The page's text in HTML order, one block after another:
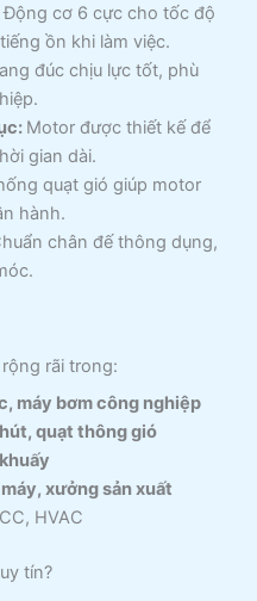
Động cơ 6 cực cho tốc độ
ồn khi làm việc.
đúc chịu lực tốt, phù
Motor được thiết kế để
gian dài.
quạt gió giúp motor
hành.
chân đế thông dụng,
rãi trong:
máy bơm công nghiệp
quạt thông gió
xưởng sản xuất
HVAC
tín?